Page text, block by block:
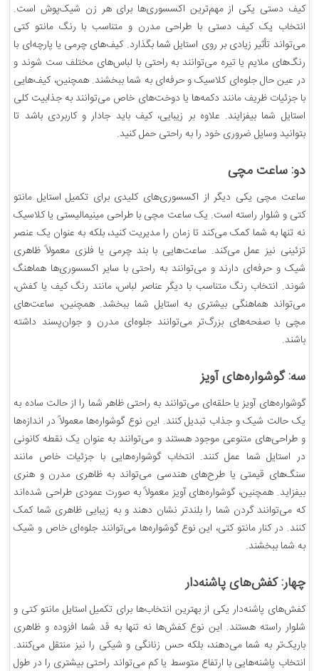
کیف دستی یکی از مهم‌ترین اکسسوری‌ها برای هر زن شیک‌پوش است.
انتخاب یک کیف دستی با طراحی مدرن و متناسب با رنگ مانتو کتی
می‌تواند تأثیر زیادی بر روی استایل شما بگذارد. کیف‌های چرمی یا پارچه‌ای با
رنگ‌های ملایم یا تیره می‌توانند به راحتی با لباس‌های مختلف ست شوند و
در عین حال جلوه‌ای کلاسیک و حرفه‌ای به شما ببخشند. همچنین، کیف‌هایی
با جزئیات ظریف مانند دکمه‌ها یا دوخت‌های خاص می‌توانند به جذابیت کلی
استایل شما بیفزایند. علاوه بر زیبایی، کیف باید جادار و کاربردی باشد تا
بتوانید وسایل ضروری خود را به راحتی حمل کنید.
دو: ساعت مچی
ساعت مچی یکی دیگر از اکسسوری‌های کلیدی برای تکمیل استایل مانتو
کتی و شلوار راسته است. یک ساعت مچی با طراحی مینیمالیستی یا کلاسیک
نه تنها به شما کمک می‌کند تا زمان را مدیریت کنید، بلکه به عنوان یک عنصر
تزئینی نیز عمل می‌کند. ساعت‌هایی با بند چرمی یا فلزی معمولاً ظاهری
شیک و حرفه‌ای دارند و می‌توانند به راحتی با سایر اکسسوری‌ها هماهنگ
شوند. انتخاب رنگ متناسب با دیگر عناصر لباس، مانند رنگ کیف یا کفش،
می‌تواند هماهنگی بیشتری به استایل شما ببخشد. همچنین، ساعت‌های
مچی با صفحه‌های بزرگ‌تر می‌توانند جلوه‌ای مدرن و جوان‌پسند داشته
باشند.
سه: گوشواره‌های آویز
گوشواره‌های آویز یا حلقه‌ای می‌توانند به راحتی ظاهر شما را از حالت ساده به
یک حالت شیک و جذاب تبدیل کنند. این نوع گوشواره‌ها معمولاً در اندازه‌ها
و طراحی‌های متنوعی موجود هستند و می‌توانند به عنوان یک نقطه کانونی
در استایل شما عمل کنند. انتخاب گوشواره‌هایی با جزئیات خاص مانند
سنگ‌های قیمتی یا طرح‌های هندسی می‌تواند به ظاهری مدرن و هنری
بیفزاید. همچنین، گوشواره‌های آویز معمولاً به صورت عمودی طراحی شده‌اند
که می‌توانند گردن شما را بلندتر نشان دهند و به زیبایی ظاهری شما کمک
کنند. در کنار مانتو کتی، این نوع گوشواره‌ها می‌توانند جلوه‌ای خاص و شیک
به شما ببخشند.
چهار: کفش‌های پاشنه‌دار
کفش‌های پاشنه‌دار یکی از بهترین انتخاب‌ها برای تکمیل استایل مانتو کتی و
شلوار راسته هستند. این نوع کفش‌ها نه تنها به قد شما افزوده و ظاهری
باریک‌تر به شما می‌دهند، بلکه حس زنانگی و شیکی را نیز منتقل می‌کنند.
انتخاب پاشنه‌هایی با ارتفاع متوسط یا کم می‌تواند راحتی بیشتری را در طول